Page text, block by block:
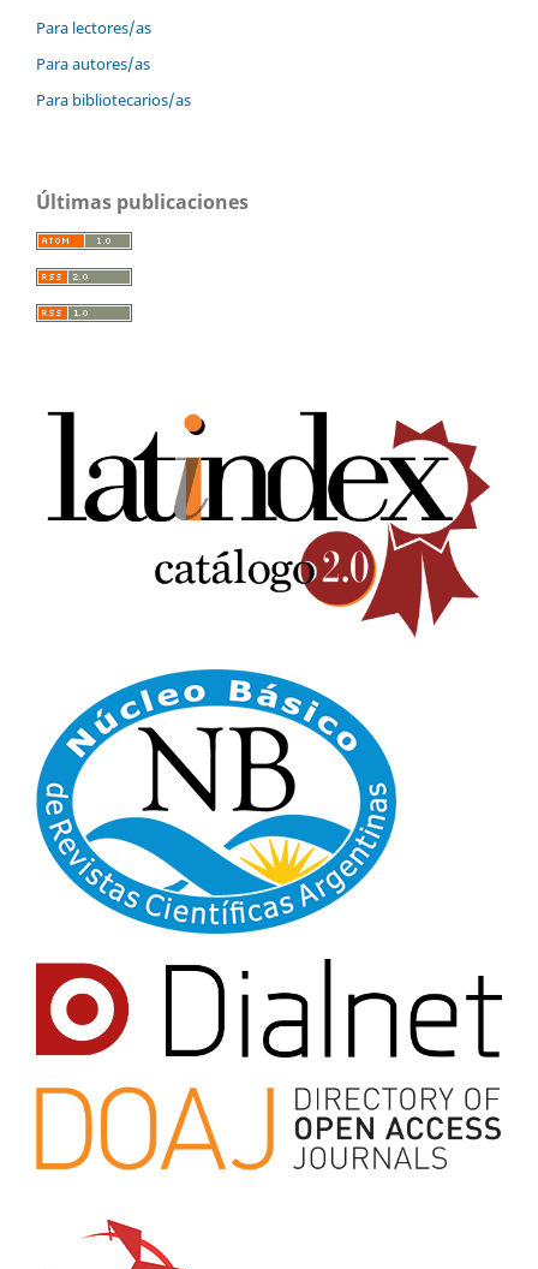
Para lectores/as
Para autores/as
Para bibliotecarios/as
Últimas publicaciones